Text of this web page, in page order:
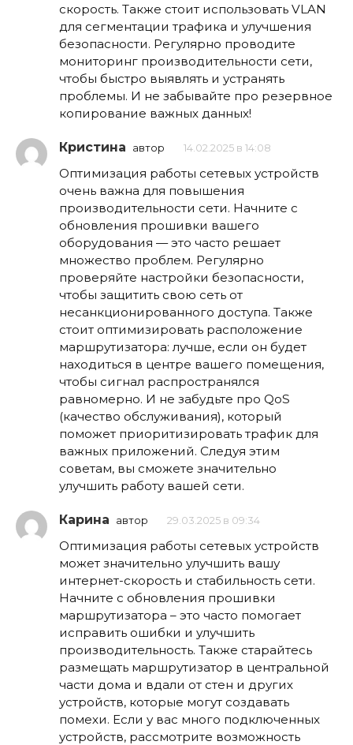
скорость. Также стоит использовать VLAN
для сегментации трафика и улучшения
безопасности. Регулярно проводите
мониторинг производительности сети,
чтобы быстро выявлять и устранять
проблемы. И не забывайте про резервное
копирование важных данных!
Кристина автор 14.02.2025 в 14:08
Оптимизация работы сетевых устройств
очень важна для повышения
производительности сети. Начните с
обновления прошивки вашего
оборудования — это часто решает
множество проблем. Регулярно
проверяйте настройки безопасности,
чтобы защитить свою сеть от
несанкционированного доступа. Также
стоит оптимизировать расположение
маршрутизатора: лучше, если он будет
находиться в центре вашего помещения,
чтобы сигнал распространялся
равномерно. И не забудьте про QoS
(качество обслуживания), который
поможет приоритизировать трафик для
важных приложений. Следуя этим
советам, вы сможете значительно
улучшить работу вашей сети.
Карина автор 29.03.2025 в 09:34
Оптимизация работы сетевых устройств
может значительно улучшить вашу
интернет-скорость и стабильность сети.
Начните с обновления прошивки
маршрутизатора – это часто помогает
исправить ошибки и улучшить
производительность. Также старайтесь
размещать маршрутизатор в центральной
части дома и вдали от стен и других
устройств, которые могут создавать
помехи. Если у вас много подключенных
устройств, рассмотрите возможность